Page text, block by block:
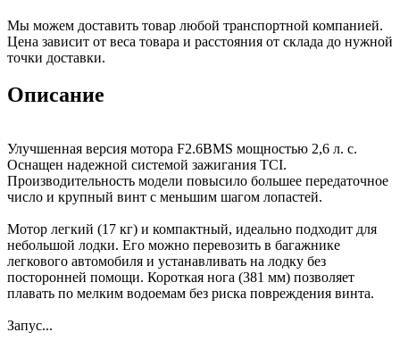
Мы можем доставить товар любой транспортной компанией.
Цена зависит от веса товара и расстояния от склада до нужной
точки доставки.
Описание
Улучшенная версия мотора F2.6BMS мощностью 2,6 л. с.
Оснащен надежной системой зажигания TCI.
Производительность модели повысило большее передаточное
число и крупный винт с меньшим шагом лопастей.
Мотор легкий (17 кг) и компактный, идеально подходит для
небольшой лодки. Его можно перевозить в багажнике
легкового автомобиля и устанавливать на лодку без
посторонней помощи. Короткая нога (381 мм) позволяет
плавать по мелким водоемам без риска повреждения винта.
Запус...